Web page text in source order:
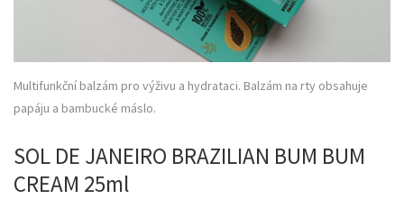
Multifunkční balzám pro výživu a hydrataci. Balzám na rty obsahuje
papáju a bambucké máslo.
SOL DE JANEIRO BRAZILIAN BUM BUM
CREAM 25ml